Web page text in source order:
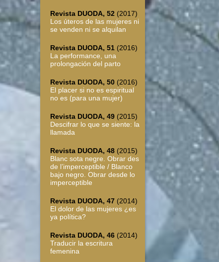
Revista DUODA, 52 (2017)
Los úteros de las mujeres ni
se venden ni se alquilan
Revista DUODA, 51 (2016)
La performance, una
prolongación del parto
Revista DUODA, 50 (2016)
El placer si no es espiritual
no es (para una mujer)
Revista DUODA, 49 (2015)
Descifrar lo que se siente: la
llamada
Revista DUODA, 48 (2015)
Blanc sota negre. Obrar des
de l’imperceptible / Blanco
bajo negro. Obrar desde lo
imperceptible
Revista DUODA, 47 (2014)
El dolor de las mujeres ¿es
ya política?
Revista DUODA, 46 (2014)
Traducir la escritura
femenina